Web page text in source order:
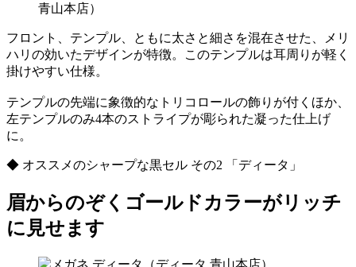
青山本店）
フロント、テンプル、ともに太さと細さを混在させた、メリ
ハリの効いたデザインが特徴。このテンプルは耳周りが軽く
掛けやすい仕様。
テンプルの先端に象徴的なトリコロールの飾りが付くほか、
左テンプルのみ4本のストライプが彫られた凝った仕上げ
に。
◆ オススメのシャープな黒セル その2 「ディータ」
眉からのぞくゴールドカラーがリッチ
に見せます